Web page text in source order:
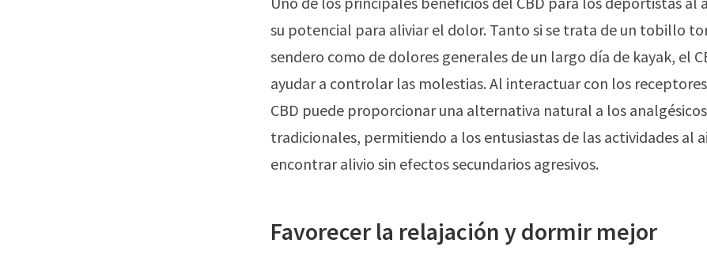
su potencial para aliviar el dolor. Tanto si se trata de un tobillo
sendero como de dolores generales de un largo día de kayak, el
ayudar a controlar las molestias. Al interactuar con los
CBD puede proporcionar una alternativa natural a los analgésicos
tradicionales, permitiendo a los entusiastas de las actividades al
encontrar alivio sin efectos secundarios agresivos.
Favorecer la relajación y dormir mejor